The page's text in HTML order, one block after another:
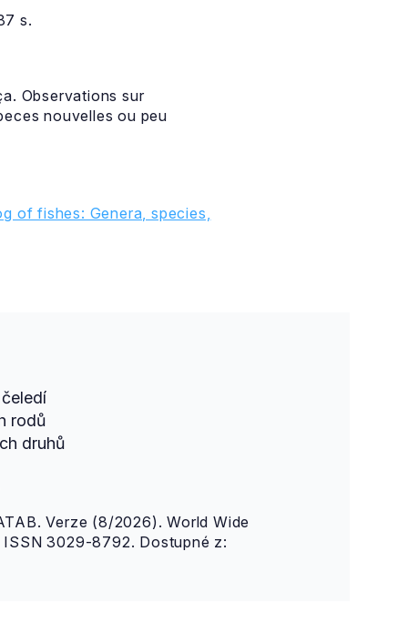
s.
Observations sur
nouvelles ou peu
of fishes: Genera, species,
rodů
druhů
Verze (8/2026). World Wide
3029-8792. Dostupné z: